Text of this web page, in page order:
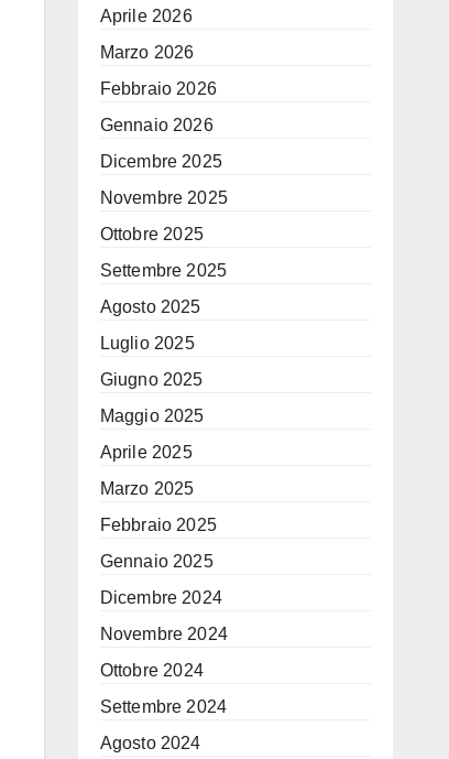
Aprile 2026
Marzo 2026
Febbraio 2026
Gennaio 2026
Dicembre 2025
Novembre 2025
Ottobre 2025
Settembre 2025
Agosto 2025
Luglio 2025
Giugno 2025
Maggio 2025
Aprile 2025
Marzo 2025
Febbraio 2025
Gennaio 2025
Dicembre 2024
Novembre 2024
Ottobre 2024
Settembre 2024
Agosto 2024